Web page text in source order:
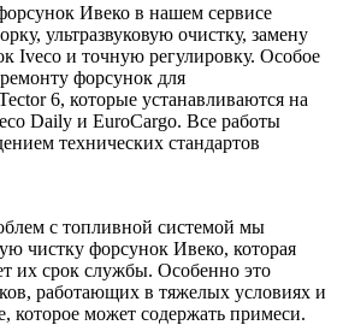
Ивеко в нашем сервисе
ультразвуковую очистку, замену
Iveco и точную регулировку. Особое
форсунок для
6, которые устанавливаются на
Daily и EuroCargo. Все работы
технических стандартов
с топливной системой мы
чистку форсунок Ивеко, которая
их срок службы. Особенно это
работающих в тяжелых условиях и
которое может содержать примеси.